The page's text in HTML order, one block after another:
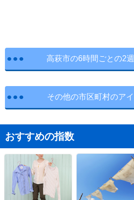
高萩市の6時間ごとの2
その他の市区町村のア
おすすめの指数